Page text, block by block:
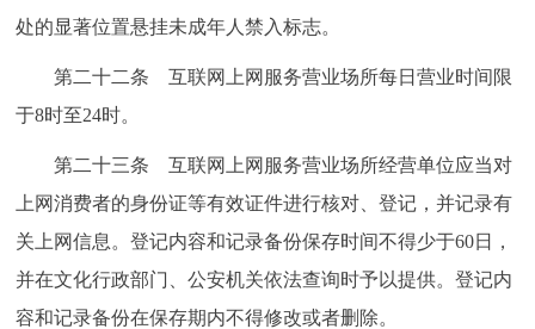
处的显著位置悬挂未成年人禁入标志。
第二十二条 互联网上网服务营业场所每日营业时间限
于8时至24时。
第二十三条 互联网上网服务营业场所经营单位应当对
上网消费者的身份证等有效证件进行核对、登记，并记录有
关上网信息。登记内容和记录备份保存时间不得少于60日，
并在文化行政部门、公安机关依法查询时予以提供。登记内
容和记录备份在保存期内不得修改或者删除。